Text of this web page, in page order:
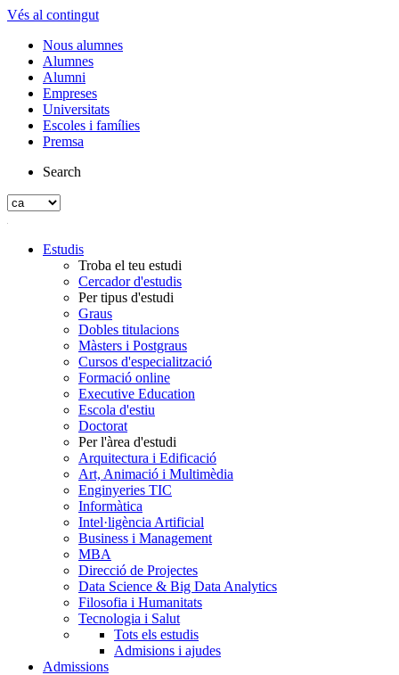
Vés al contingut
Nous alumnes
Alumnes
Alumni
Empreses
Universitats
Escoles i famílies
Premsa
Search
Estudis
Troba el teu estudi
Cercador d'estudis
Per tipus d'estudi
Graus
Dobles titulacions
Màsters i Postgraus
Cursos d'especialització
Formació online
Executive Education
Escola d'estiu
Doctorat
Per l'àrea d'estudi
Arquitectura i Edificació
Art, Animació i Multimèdia
Enginyeries TIC
Informàtica
Intel·ligència Artificial
Business i Management
MBA
Direcció de Projectes
Data Science & Big Data Analytics
Filosofia i Humanitats
Tecnologia i Salut
Tots els estudis
Admisions i ajudes
Admissions